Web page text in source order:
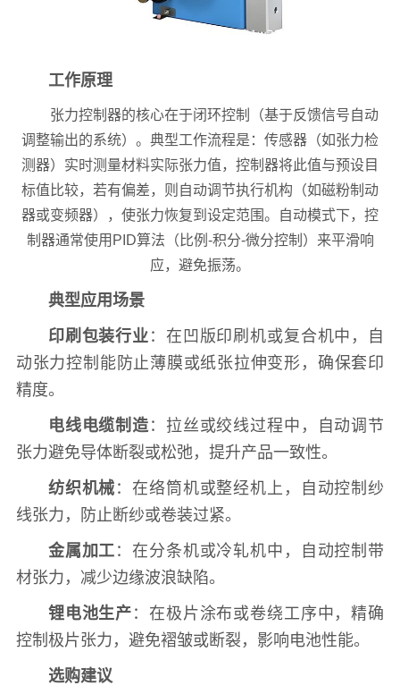
工作原理
张力控制器的核心在于闭环控制（基于反馈信号自动
调整输出的系统）。典型工作流程是：传感器（如张力检
测器）实时测量材料实际张力值，控制器将此值与预设目
标值比较，若有偏差，则自动调节执行机构（如磁粉制动
器或变频器），使张力恢复到设定范围。自动模式下，控
制器通常使用PID算法（比例-积分-微分控制）来平滑响
应，避免振荡。
典型应用场景
印刷包装行业 ：在凹版印刷机或复合机中，自
动张力控制能防止薄膜或纸张拉伸变形，确保套印
精度。
电线电缆制造：拉丝或绞线过程中，自动调节
张力避免导体断裂或松弛，提升产品一致性。
纺织机械 ：在络筒机或整经机上，自动控制纱
线张力，防止断纱或卷装过紧。
金属加工 ：在分条机或冷轧机中，自动控制带
材张力，减少边缘波浪缺陷。
锂电池生产 ：在极片涂布或卷绕工序中，精确
控制极片张力，避免褶皱或断裂，影响电池性能。
选购建议